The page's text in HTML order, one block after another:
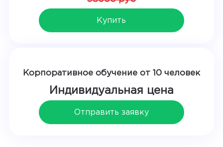
Купить
Корпоративное обучение от 10 человек
Индивидуальная цена
Отправить заявку